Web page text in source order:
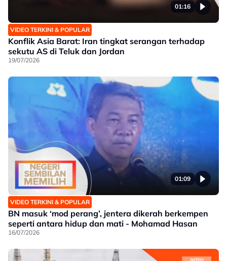
01:16
VIDEO TERKINI & POPULAR
Konflik Asia Barat: Iran tingkat serangan terhadap
sekutu AS di Teluk dan Jordan
19/07/2026
01:09
VIDEO TERKINI & POPULAR
BN masuk ‘mod perang’, jentera dikerah berkempen
seperti antara hidup dan mati - Mohamad Hasan
16/07/2026